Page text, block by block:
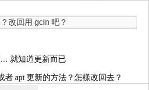
改回用 gcin 吧？
就知道更新而已
者 apt 更新的方法？怎樣改回去？